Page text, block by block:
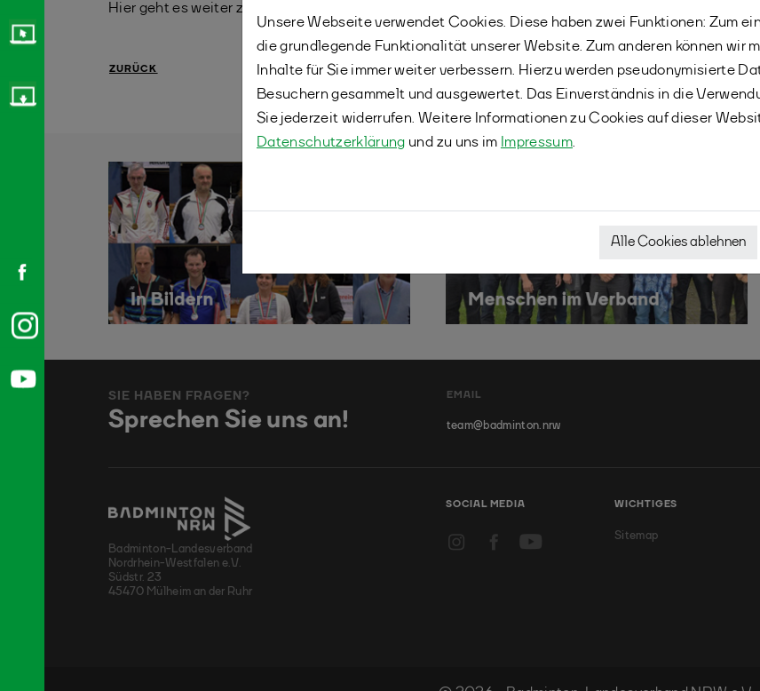
Hier geht es weiter zu unseren Lehrgängen!
ZURÜCK
SIE HABEN FRAGEN?
Sprechen Sie uns an!
EMAIL
team@badminton.nrw
Badminton-Landesverband
Nordrhein-Westfalen e.V.
Südstr. 23
45470 Mülheim an der Ruhr
SOCIAL MEDIA WICHTIGES
Sitemap
Unsere Webseite verwendet Cookies. Diese haben zwei Funktionen: Zum
die grundlegende Funktionalität unserer Website. Zum anderen können wir
Inhalte für Sie immer weiter verbessern. Hierzu werden pseudonymisierte
Besuchern gesammelt und ausgewertet. Das Einverständnis in die
Sie jederzeit widerrufen. Weitere Informationen zu Cookies auf dieser
Datenschutzerklärung und zu uns im Impressum.
Alle Cookies ablehnen